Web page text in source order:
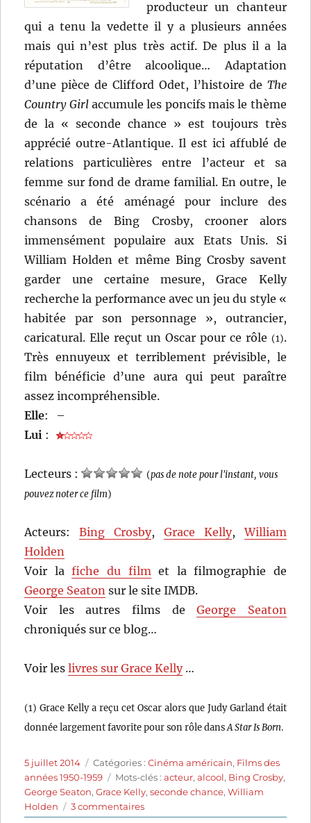
producteur un chanteur
qui a tenu la vedette il y a plusieurs années
mais qui n’est plus très actif. De plus il a la
réputation d’être alcoolique… Adaptation
d’une pièce de Clifford Odet, l’histoire de The
Country Girlaccumule les poncifs mais le thème
de la « seconde chance » est toujours très
apprécié outre-Atlantique. Il est ici affublé de
relations particulières entre l’acteur et sa
femme sur fond de drame familial. En outre, le
scénario a été aménagé pour inclure des
chansons de Bing Crosby, crooner alors
immensément populaire aux Etats Unis. Si
William Holden et même Bing Crosby savent
garder une certaine mesure, Grace Kelly
recherche la performance avec un jeu du style «
habitée par son personnage », outrancier,
caricatural. Elle reçut un Oscar pour ce rôle (1).
Très ennuyeux et terriblement prévisible, le
film bénéficie d’une aura qui peut paraître
assez incompréhensible.
Elle:
–
Lui :
Lecteurs : (pas de note pour l'instant, vous
pouvez noter ce film)
Acteurs:Bing Crosby, Grace Kelly,William
Holden
Voir lafiche du film et la filmographie de
George Seaton sur le site IMDB.
Voir les autres films deGeorge Seaton
chroniqués sur ce blog…
Voir leslivres sur Grace Kelly…
(1) Grace Kelly a reçu cet Oscar alors que Judy Garland était
donnée largement favorite pour son rôle dansA Star Is Born.
Publié
le
5 juillet 2014 Catégories
Catégories :Cinéma américain, Films des
années 1950-1959
Étiquettes
Mots-clés :acteur,alcool, Bing Crosby,
George Seaton,Grace Kelly,seconde chance,William
Holden
3 commentairessur
Une